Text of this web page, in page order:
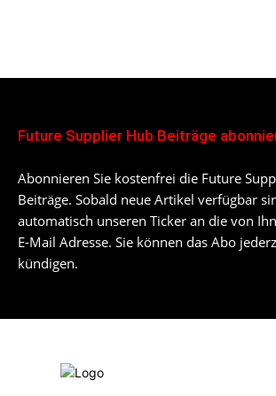
Future Supplier Hub Beiträge
Abonnieren Sie kostenfrei die Future
Beiträge. Sobald neue Artikel verfügbar
automatisch unseren Ticker an die von
E-Mail Adresse. Sie können das Abo
kündigen.